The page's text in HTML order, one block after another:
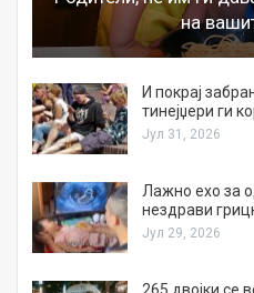
на
И покрај
тинејџери ги
Јул 31, 2026
Лажно ехо за
нездрави
Јул 29, 2026
265 двојки се